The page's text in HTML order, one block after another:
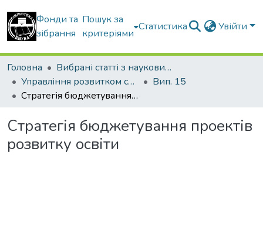
Фонди та
зібрання
Пошук за
критеріями
Статистика Увійти
Головна
Вибрані статті з наукових збірників КНУБА
Управління розвитком складних систем
Вип. 15
Стратегія бюджетування проектів розвитку освіти
Стратегія бюджетування проектів
розвитку освіти